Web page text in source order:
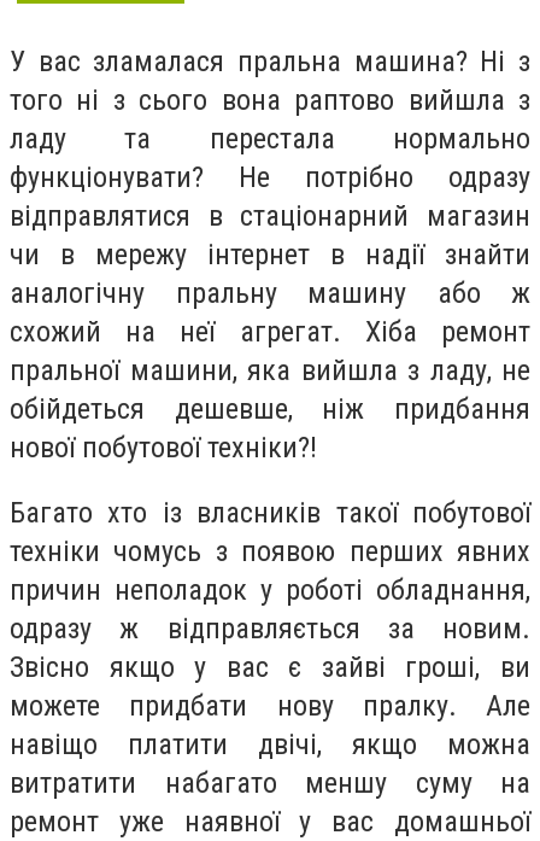
У вас зламалася пральна машина? Ні з
того ні з сього вона раптово вийшла з
ладу та перестала нормально
функціонувати? Не потрібно одразу
відправлятися в стаціонарний магазин
чи в мережу інтернет в надії знайти
аналогічну пральну машину або ж
схожий на неї агрегат. Хіба ремонт
пральної машини, яка вийшла з ладу, не
обійдеться дешевше, ніж придбання
нової побутової техніки?!
Багато хто із власників такої побутової
техніки чомусь з появою перших явних
причин неполадок у роботі обладнання,
одразу ж відправляється за новим.
Звісно якщо у вас є зайві гроші, ви
можете придбати нову пралку. Але
навіщо платити двічі, якщо можна
витратити набагато меншу суму на
ремонт уже наявної у вас домашньої